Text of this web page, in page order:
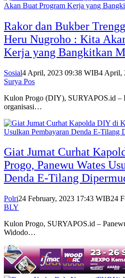
Rakor dan Bukber
Heru Nugroho : Kita
Kerja yang Bangkitkan
Sosial4 April, 2023 09:38 WIB4 April,
Surya Pos
Kulon Progo (DIY), SURYAPOS.id –
organisasi…
Giat Jumat Curhat
Progo, Panewu Wates
Denda E-Tilang
Polri24 February, 2023 17:43 WIB24
BLY
Kulon Progo, SURYAPOS.id –
Widodo…